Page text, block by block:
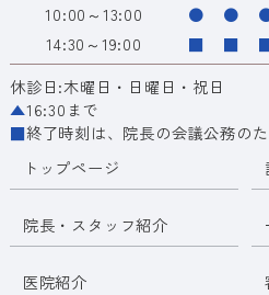
10:00～13:00
● ●
14:30～19:00
■ ■
休診日:木曜日・日曜日・祝日
▲16:30まで
■終了時刻は、院長の会議公務の
トップページ
院長・スタッフ紹介
医院紹介